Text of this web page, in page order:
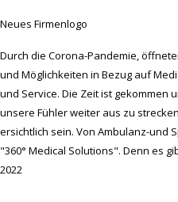
Neues Firmenlogo
Durch die Corona-Pandemie,
und Möglichkeiten in Bezug auf
und Service. Die Zeit ist gekommen
unsere Fühler weiter aus zu
ersichtlich sein. Von Ambulanz-und
"360° Medical Solutions". Denn es
2022